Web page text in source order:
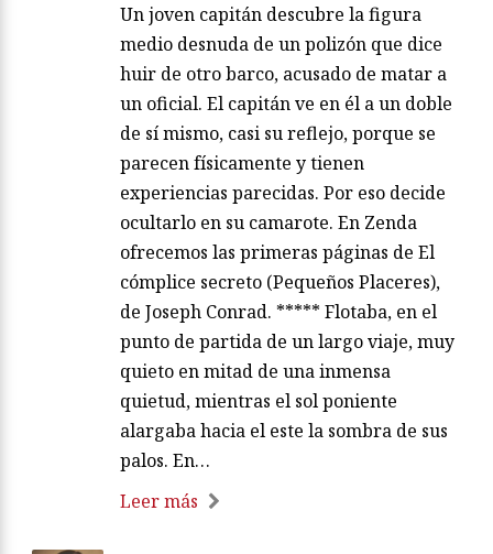
Un joven capitán descubre la figura
medio desnuda de un polizón que dice
huir de otro barco, acusado de matar a
un oficial. El capitán ve en él a un doble
de sí mismo, casi su reflejo, porque se
parecen físicamente y tienen
experiencias parecidas. Por eso decide
ocultarlo en su camarote. En Zenda
ofrecemos las primeras páginas de El
cómplice secreto (Pequeños Placeres),
de Joseph Conrad. ***** Flotaba, en el
punto de partida de un largo viaje, muy
quieto en mitad de una inmensa
quietud, mientras el sol poniente
alargaba hacia el este la sombra de sus
palos. En…
Leer más